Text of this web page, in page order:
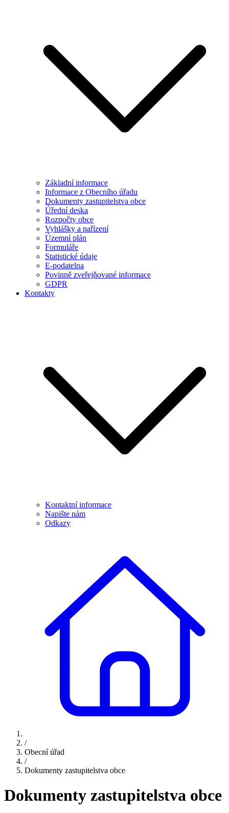
Základní informace
Informace z Obecního úřadu
Dokumenty zastupitelstva obce
Úřední deska
Rozpočty obce
Vyhlášky a nařízení
Územní plán
Formuláře
Statistické údaje
E-podatelna
Povinně zveřejňované informace
GDPR
Kontakty
Kontaktní informace
Napište nám
Odkazy
/
Obecní úřad
/
Dokumenty zastupitelstva obce
Dokumenty zastupitelstva obce